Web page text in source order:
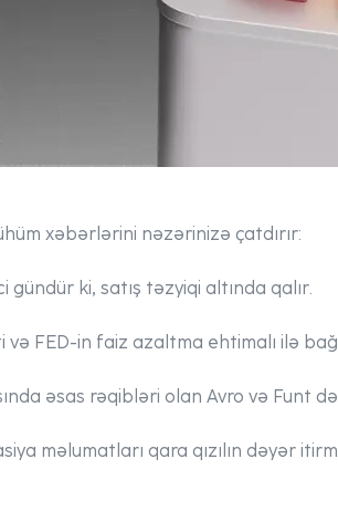
xəbərlərini nəzərinizə çatdırır:
gündür ki, satış təzyiqi altında qalır.
və FED-in faiz azaltma ehtimalı ilə
əsas rəqibləri olan Avro və Funt
məlumatları qara qızılın dəyər